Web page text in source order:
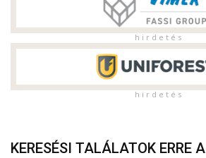
h i r d e t é s
h i r d e t é s
KERESÉSI TALÁLATOK ERRE A